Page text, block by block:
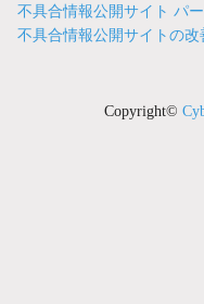
不具合情報公開サイト パ
不具合情報公開サイトの改
Copyright©